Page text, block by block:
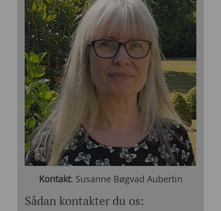
Kontakt: Susanne Bøgvad Aubertin
Sådan kontakter du os: